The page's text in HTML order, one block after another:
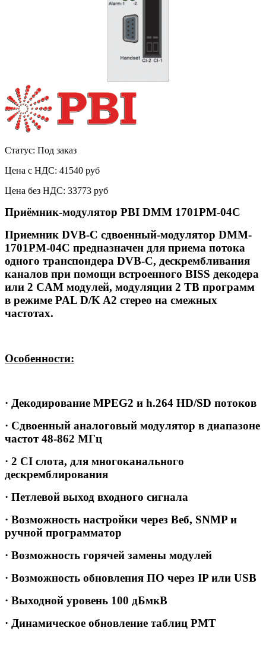
Статус: Под заказ
Цена с НДС: 41540 руб
Цена без НДС: 33773 руб
Приёмник-модулятор PBI DMM 1701PM-04C
Приемник DVB-С сдвоенный-модулятор DMM-
1701PM-04С предназначен для приема потока
одного транспондера DVB-С, дескрембливания
каналов при помощи встроенного BISS декодера
или 2 CAM модулей, модуляции 2 ТВ программ
в режиме PAL D/K A2 стерео на смежных
частотах.
Особенности:
· Декодирование MPEG2 и h.264 HD/SD потоков
· Сдвоенный аналоговый модулятор в диапазоне
частот 48-862 МГц
· 2 CI слота, для многоканального
дескремблирования
· Петлевой выход входного сигнала
· Возможность настройки через Веб, SNMP и
ручной программатор
· Возможность горячей замены модулей
· Возможность обновления ПО через IP или USB
· Выходной уровень 100 дБмкВ
· Динамическое обновление таблиц PMT